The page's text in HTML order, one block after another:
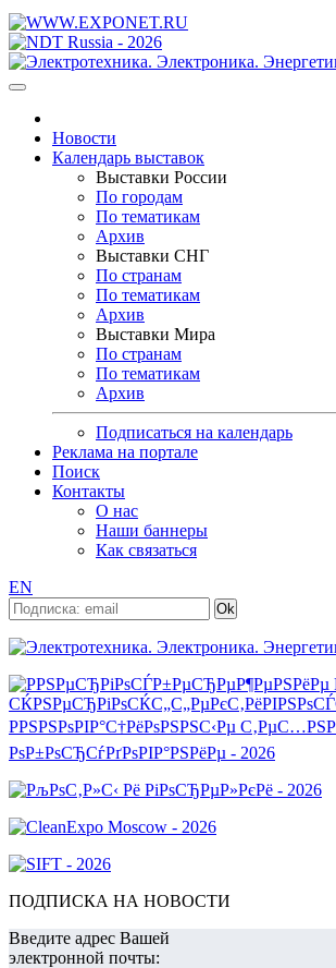
Новости
Календарь выставок
Выставки России
По городам
По тематикам
Архив
Выставки СНГ
По странам
По тематикам
Архив
Выставки Мира
По странам
По тематикам
Архив
Подписаться на календарь
Реклама на портале
Поиск
Контакты
О нас
Наши баннеры
Как связаться
EN
ПОДПИСКА НА НОВОСТИ
Введите адрес Вашей
электронной почты: